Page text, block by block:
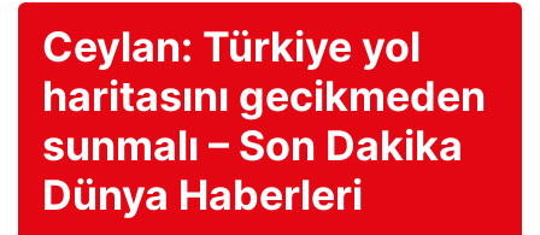
Ceylan: Türkiye yol
haritasını gecikmeden
sunmalı – Son Dakika
Dünya Haberleri